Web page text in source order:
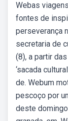
Webas
fontes de
perseverança
secretaria de
(8), a partir
‘sacada
de. Webum
pescoço por
deste